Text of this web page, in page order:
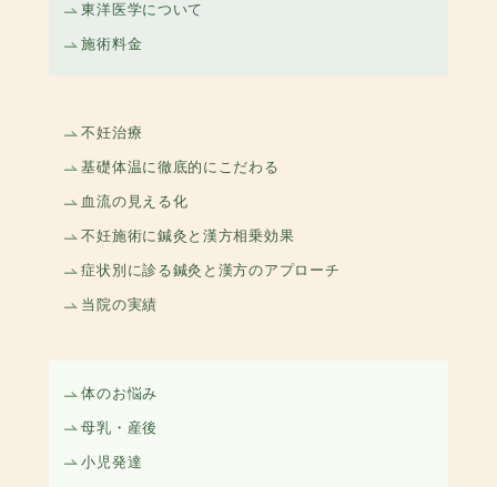
東洋医学について
施術料金
不妊治療
基礎体温に徹底的にこだわる
血流の見える化
不妊施術に鍼灸と漢方相乗効果
症状別に診る鍼灸と漢方のアプローチ
当院の実績
体のお悩み
母乳・産後
小児発達